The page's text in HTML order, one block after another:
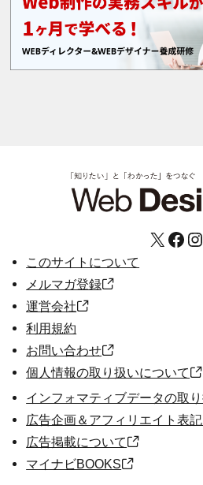
X Facebook Instagram
このサイトについて
メルマガ登録
運営会社
利用規約
お問い合わせ
個人情報の取り扱いについて
インフォマティブデータの取
広告企画＆アフィリエイト表
広告掲載について
マイナビBOOKS